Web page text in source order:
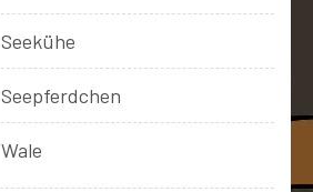
Seekühe
Seepferdchen
Wale